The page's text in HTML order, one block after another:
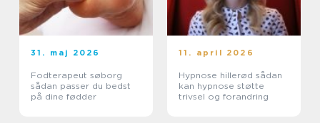
31. maj 2026
Fodterapeut søborg
sådan passer du bedst
på dine fødder
11. april 2026
Hypnose hillerød sådan
kan hypnose støtte
trivsel og forandring